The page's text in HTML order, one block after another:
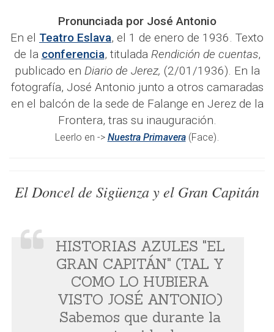
Pronunciada por José Antonio
En el Teatro Eslava, el 1 de enero de 1936. Texto
de la conferencia, titulada Rendición de cuentas,
publicado en Diario de Jerez, (2/01/1936). En la
fotografía, José Antonio junto a otros camaradas
en el balcón de la sede de Falange en Jerez de la
Frontera, tras su inauguración.
Leerlo en -> Nuestra Primavera(Face).
El Doncel de Sigüenza y el Gran Capitán
HISTORIAS AZULES "EL
GRAN CAPITÁN" (TAL Y
COMO LO HUBIERA
VISTO JOSÉ ANTONIO)
Sabemos que durante la